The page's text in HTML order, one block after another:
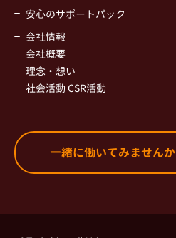
安心のサポートパック
会社情報
会社概要
理念・想い
社会活動 CSR活動
一緒に働いてみませんか